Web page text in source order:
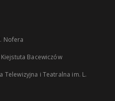
Nofera
Bacewiczów
Telewizyjna i Teatralna im. L.